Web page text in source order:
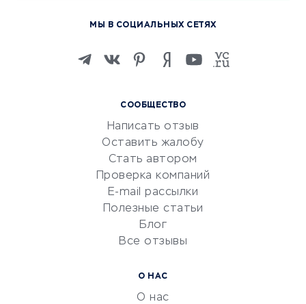
Изучение иностранных
Маркетинг и продажи
Репетиторство
Красота и здоровье
Сервисы по поиску работы
Сетевой маркетинг
УСЛУГИ ДЛЯ БИЗНЕСА
СООБЩЕСТВО
Написать отзыв
Оставить жалобу
Стать автором
Проверка компаний
E-mail рассылки
Полезные статьи
Блог
Все отзывы
О НАС
О нас
МЫ В СОЦИАЛЬНЫХ СЕТЯХ